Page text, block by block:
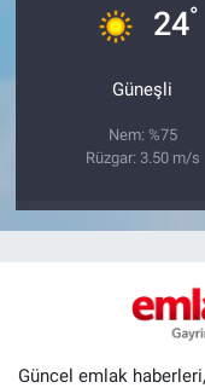
24°
Güneşli
Nem: %75
Rüzgar: 3.50 m/s
Güncel emlak